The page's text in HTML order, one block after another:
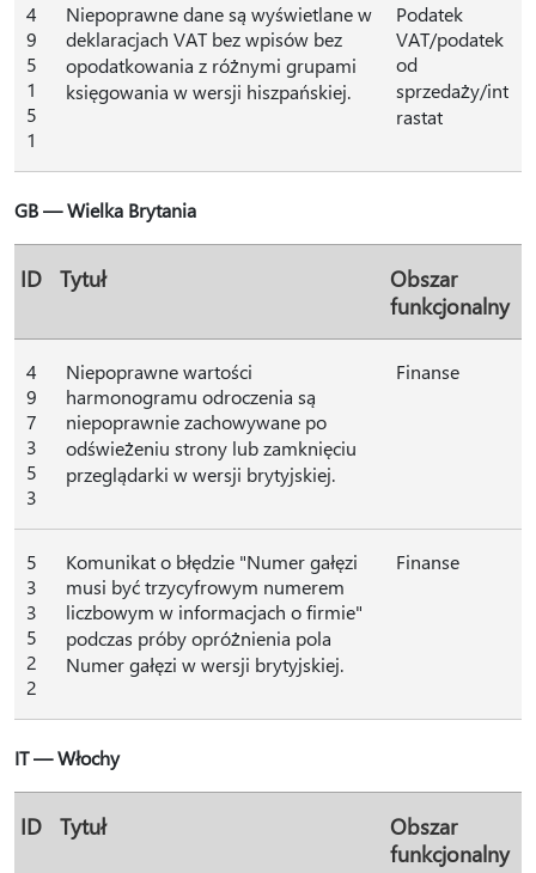
4
9
5
1
5
1
Niepoprawne dane są wyświetlane w
deklaracjach VAT bez wpisów bez
opodatkowania z różnymi grupami
księgowania w wersji hiszpańskiej.
Podatek
VAT/podatek
od
sprzedaży/int
rastat
GB — Wielka Brytania
ID Tytuł
Obszar
funkcjonalny
4
9
7
3
5
3
Niepoprawne wartości
harmonogramu odroczenia są
niepoprawnie zachowywane po
odświeżeniu strony lub zamknięciu
przeglądarki w wersji brytyjskiej.
Finanse
5
3
3
5
2
2
Komunikat o błędzie "Numer gałęzi
musi być trzycyfrowym numerem
liczbowym w informacjach o firmie"
podczas próby opróżnienia pola
Numer gałęzi w wersji brytyjskiej.
Finanse
IT — Włochy
ID Tytuł
Obszar
funkcjonalny